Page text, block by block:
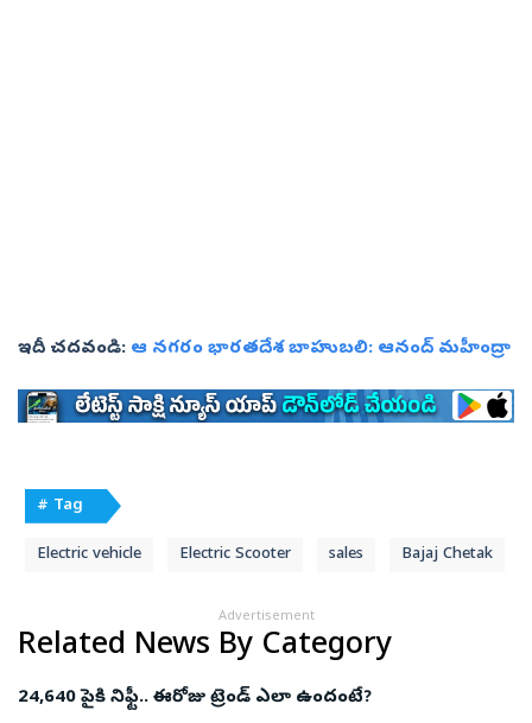
ఇదీ చదవండి: ఆ నగరం భారతదేశ బాహుబలి: ఆనంద్ మహీంద్రా
# Tag
Electric vehicle Electric Scooter sales Bajaj Chetak
Advertisement
Related News By Category
24,640 పైకి నిఫ్టీ.. ఈరోజు ట్రెండ్ ఎలా ఉందంటే?